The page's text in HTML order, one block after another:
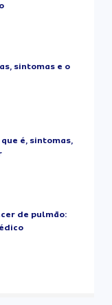
sintomas e o
é, sintomas,
de pulmão: